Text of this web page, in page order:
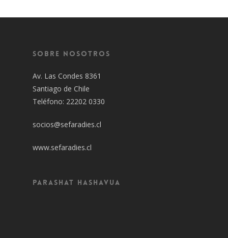
Sobre Nosotros
Av. Las Condes 8361
Santiago de Chile
Teléfono: 22202 0330
socios@sefaradies.cl
www.sefaradies.cl
Parashat Hashavua